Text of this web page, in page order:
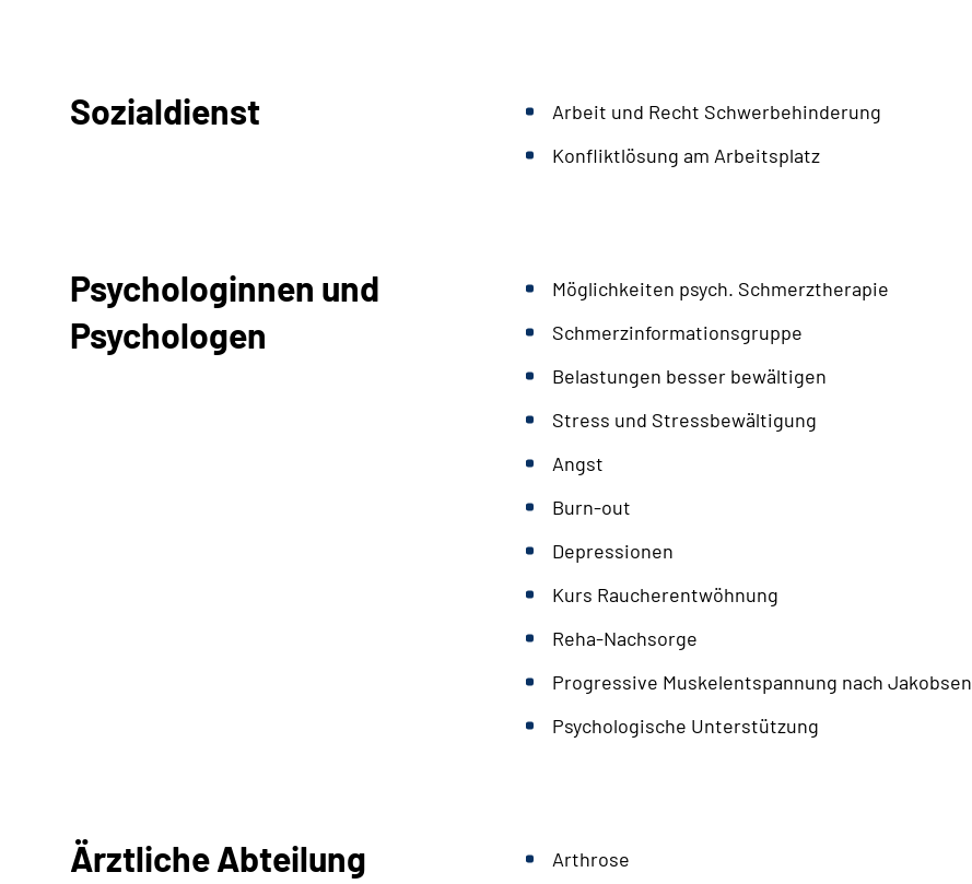
Sozialdienst
Arbeit und Recht Schwerbehinderung
Konfliktlösung am Arbeitsplatz
Psychologinnen und
Psychologen
Möglichkeiten psych. Schmerztherapie
Schmerzinformationsgruppe
Belastungen besser bewältigen
Stress und Stressbewältigung
Angst
Burn-out
Depressionen
Kurs Raucherentwöhnung
Reha-Nachsorge
Progressive Muskelentspannung nach Jakobsen
Psychologische Unterstützung
Ärztliche Abteilung
Arthrose